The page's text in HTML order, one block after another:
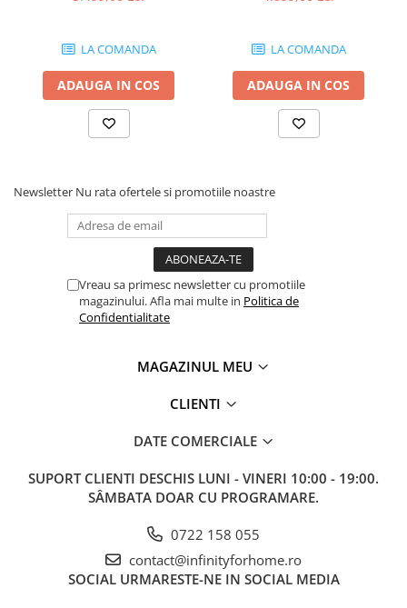
LA COMANDA
ADAUGA IN COS
LA COMANDA
ADAUGA IN COS
Newsletter Nu rata ofertele si promotiile noastre
Vreau sa primesc newsletter cu promotiile
magazinului. Afla mai multe in Politica de
Confidentialitate
MAGAZINUL MEU
CLIENTI
DATE COMERCIALE
SUPORT CLIENTI DESCHIS LUNI - VINERI 10:00 - 19:00.
SÂMBATA DOAR CU PROGRAMARE.
0722 158 055
contact@infinityforhome.ro
SOCIAL URMARESTE-NE IN SOCIAL MEDIA